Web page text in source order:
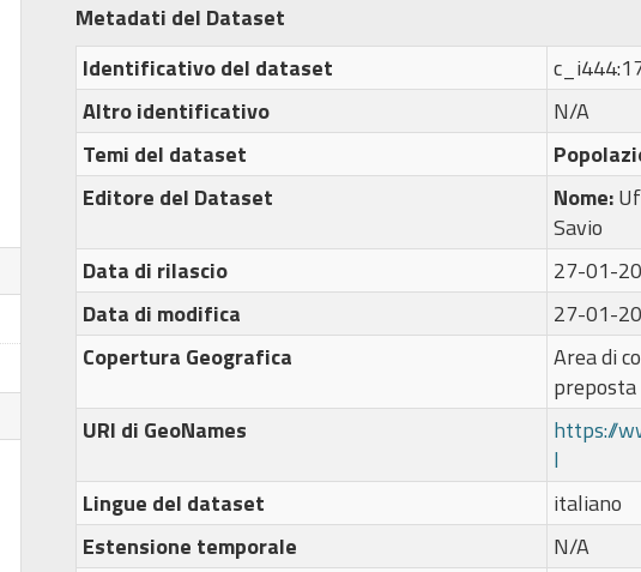
Metadati del Dataset
Identificativo del dataset
Altro identificativo
N/A
Temi del dataset
Editore del Dataset
Nome:
Savio
Data di rilascio
27-01-
Data di modifica
27-01-
Copertura Geografica
Area di
preposta
URI di GeoNames
https://
l
Lingue del dataset
italiano
Estensione temporale
N/A